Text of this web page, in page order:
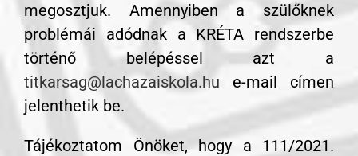
megosztjuk. Amennyiben a szülőknek
problémái adódnak a KRÉTA rendszerbe
történő belépéssel azt a
titkarsag@lachazaiskola.hu e-mail címen
jelenthetik be.
Tájékoztatom Önöket, hogy a 111/2021.